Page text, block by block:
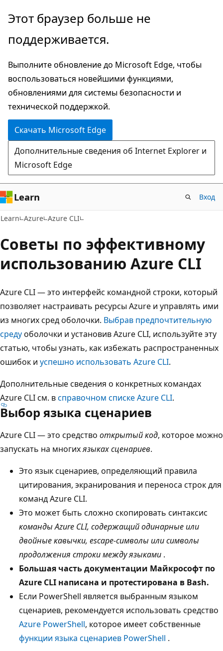
Пропустить
перейти
основному
содержимому
Этот браузер больше не
поддерживается.
Выполните обновление до Microsoft Edge, чтобы
воспользоваться новейшими функциями,
обновлениями для системы безопасности и
технической поддержкой.
Скачать Microsoft Edge
Дополнительные сведения об Internet Explorer и
Microsoft Edge
Learn Вход
Learn Azure Azure CLI
Советы по эффективному
использованию Azure CLI
Azure CLI — это интерфейс командной строки, который
позволяет настраивать ресурсы Azure и управлять ими
из многих сред оболочки. Выбрав предпочтительную
средуоболочки и установив Azure CLI, используйте эту
статью, чтобы узнать, как избежать распространенных
ошибок и успешно использовать Azure CLI.
Дополнительные сведения о конкретных командах
Azure CLI см. всправочном списке Azure CLI.
Выбор языка сценариев
Azure CLI — это средство открытый код, которое можно
запускать на многихязыках сценариев.
Это язык сценариев, определяющий правила
цитирования, экранирования и переноса строк для
команд Azure CLI.
Это может быть сложно скопировать синтаксис
команды Azure CLI, содержащий одинарные или
двойные кавычки, escape-символы или символы
продолжения строки между языками .
Большая часть документации Майкрософт по
Azure CLI написана и протестирована в Bash.
Если PowerShell является выбранным языком
сценариев, рекомендуется использовать средство
Azure PowerShell, которое имеет собственные
функции языка сценариев PowerShell .